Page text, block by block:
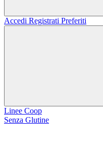
Accedi Registrati Preferiti
Linee Coop
Senza Glutine